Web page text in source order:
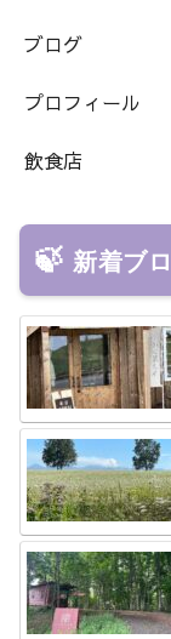
ブログ
プロフィール
飲食店
新着ブ